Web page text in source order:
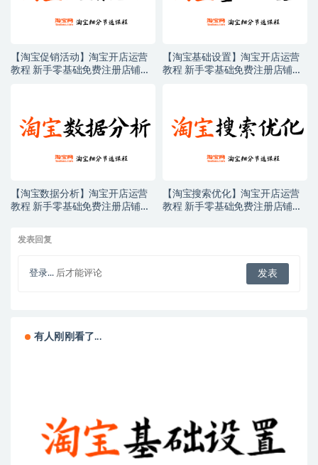
【淘宝促销活动】淘宝开店运营
教程 新手零基础免费注册店铺开
【淘宝基础设置】淘宝开店运营
教程 新手零基础免费注册店铺开
【淘宝数据分析】淘宝开店运营
教程 新手零基础免费注册店铺开
【淘宝搜索优化】淘宝开店运营
教程 新手零基础免费注册店铺开
发表回复
登录... 后才能评论
有人刚刚看了...